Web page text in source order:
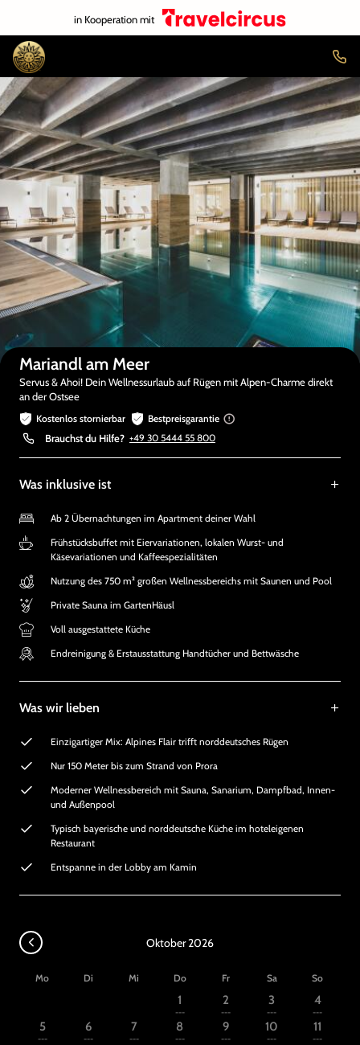
in Kooperation mit
Auf der Karte anzeigen
Mariandl am Meer
Servus & Ahoi! Dein Wellnessurlaub auf Rügen mit Alpen-Charme direkt
an der Ostsee
Kostenlos stornierbar Bestpreisgarantie
Brauchst du Hilfe? +49 30 5444 55 800
Was inklusive ist
Ab 2 Übernachtungen im Apartment deiner Wahl
Frühstücksbuffet mit Eiervariationen, lokalen Wurst- und
Käsevariationen und Kaffeespezialitäten
Nutzung des 750 m² großen Wellnessbereichs mit Saunen und Pool
Private Sauna im GartenHäusl
Voll ausgestattete Küche
Endreinigung & Erstausstattung Handtücher und Bettwäsche
Was wir lieben
Einzigartiger Mix: Alpines Flair trifft norddeutsches Rügen
Nur 150 Meter bis zum Strand von Prora
Moderner Wellnessbereich mit Sauna, Sanarium, Dampfbad, Innen-
und Außenpool
Typisch bayerische und norddeutsche Küche im hoteleigenen
Restaurant
Entspanne in der Lobby am Kamin
Oktober 2026
Mo Di Mi Do Fr Sa So
1
---
2
---
3
---
4
---
5
---
6
---
7
---
8
---
9
---
10
---
11
---